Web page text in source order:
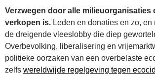
Verzwegen door alle milieuorganisaties
verkopen is. Leden en donaties en zo, en
de dreigende vleeslobby die diep
Overbevolking, liberalisering en
politieke oorzaken van een overbelaste
zelfs wereldwijde regelgeving tegen